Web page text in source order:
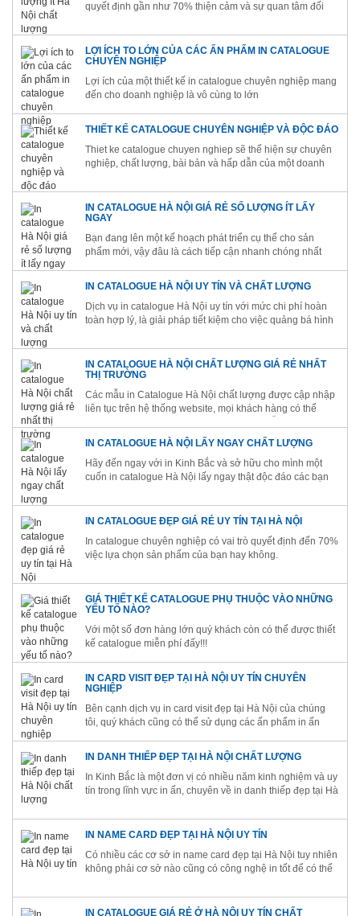
quyết định gần như 70% thiện cảm và sự quan tâm đối
LỢI ÍCH TO LỚN CỦA CÁC ẤN PHẨM IN CATALOGUE
CHUYÊN NGHIỆP
Lợi ích của một thiết kế in catalogue chuyên nghiệp mang
đến cho doanh nghiệp là vô cùng to lớn
THIẾT KẾ CATALOGUE CHUYÊN NGHIỆP VÀ ĐỘC ĐÁO
Thiet ke catalogue chuyen nghiep sẽ thể hiện sự chuyên
nghiệp, chất lượng, bài bản và hấp dẫn của một doanh
IN CATALOGUE HÀ NỘI GIÁ RẺ SỐ LƯỢNG ÍT LẤY
NGAY
Bạn đang lên một kế hoạch phát triển cụ thể cho sản
phẩm mới, vậy đâu là cách tiếp cận nhanh chóng nhất
IN CATALOGUE HÀ NỘI UY TÍN VÀ CHẤT LƯỢNG
Dịch vụ in catalogue Hà Nội uy tín với mức chi phí hoàn
toàn hợp lý, là giải pháp tiết kiệm cho việc quảng bá hình
IN CATALOGUE HÀ NỘI CHẤT LƯỢNG GIÁ RẺ NHẤT
THỊ TRƯỜNG
Các mẫu in Catalogue Hà Nội chất lượng được cập nhập
liên tục trên hệ thống website, mọi khách hàng có thể
IN CATALOGUE HÀ NỘI LẤY NGAY CHẤT LƯỢNG
Hãy đến ngay với in Kinh Bắc và sở hữu cho mình một
cuốn in catalogue Hà Nội lấy ngay thật độc đáo các bạn
IN CATALOGUE ĐẸP GIÁ RẺ UY TÍN TẠI HÀ NỘI
In catalogue chuyên nghiệp có vai trò quyết định đến 70%
việc lựa chọn sản phẩm của bạn hay không.
GIÁ THIẾT KẾ CATALOGUE PHỤ THUỘC VÀO NHỮNG
YẾU TỐ NÀO?
Với một số đơn hàng lớn quý khách còn có thể được thiết
kế catalogue miễn phí đấy!!!
IN CARD VISIT ĐẸP TẠI HÀ NỘI UY TÍN CHUYÊN
NGHIỆP
Bên cạnh dịch vụ in card visit đẹp tại Hà Nội của chúng
tôi, quý khách cũng có thể sử dụng các ấn phẩm in ấn
túi vải,... để hỗ trợ tốt nhất cho các chiến dịch Marketing
của...
IN DANH THIẾP ĐẸP TẠI HÀ NỘI CHẤT LƯỢNG
In Kinh Bắc là một đơn vị có nhiều năm kinh nghiệm và uy
tín trong lĩnh vực in ấn, chuyên về in danh thiếp đẹp tại Hà
IN NAME CARD ĐẸP TẠI HÀ NỘI UY TÍN
Có nhiều các cơ sở in name card đẹp tại Hà Nội tuy nhiên
không phải cơ sở nào cũng có công nghệ in tốt để có thể
khách hàng
IN CATALOGUE GIÁ RẺ Ở HÀ NỘI UY TÍN CHẤT